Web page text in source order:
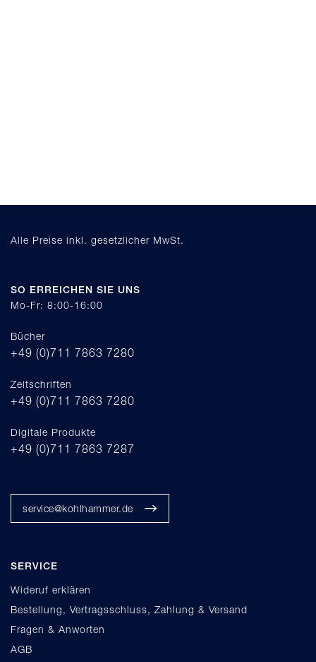
Alle Preise inkl. gesetzlicher MwSt.
SO ERREICHEN SIE UNS
Mo-Fr: 8:00-16:00
Bücher
+49 (0)711 7863 7280
Zeitschriften
+49 (0)711 7863 7280
Digitale Produkte
+49 (0)711 7863 7287
service@kohlhammer.de
SERVICE
Wideruf erklären
Bestellung, Vertragsschluss, Zahlung & Versand
Fragen & Anworten
AGB